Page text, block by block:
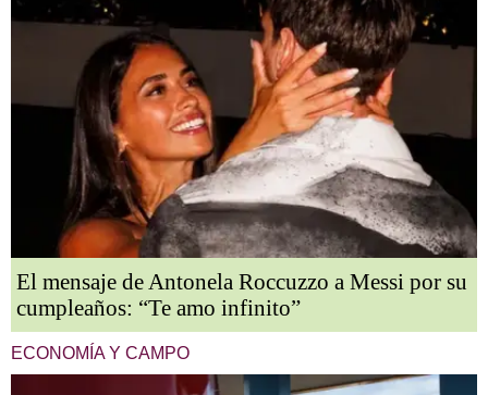
El mensaje de Antonela Roccuzzo a Messi por su
cumpleaños: “Te amo infinito”
ECONOMÍA Y CAMPO